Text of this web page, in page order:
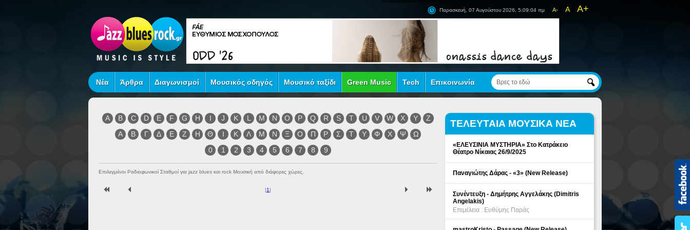
A- A A+
Παρασκευή, 07 Αυγούστου 2026, 5:09:04 πμ
Νέα Άρθρα Διαγωνισμοί Μουσικός οδηγός Μουσικό ταξίδι Green Music Tech Επικοινωνία
A B C D E F G H I J K L M N O P Q R S T U V W X Y
Z
Α
Β Γ Δ Ε Ζ Η Θ Ι Κ Λ Μ Ν Ξ Ο Π Ρ Σ Τ Υ Φ Χ Ψ
Ω
0
1 2 3 4 5 6 7 8 9
Επιλεγμένοι Ραδιοφωνικοί Σταθμοί για jazz blues και rock Μουσική από διάφορες χώρες.
|1 |
ΤΕΛΕΥΤΑΙΑ ΜΟΥΣΙΚΑ ΝΕΑ
«ΕΛΕΥΣΙΝΙΑ ΜΥΣΤΗΡΙΑ» Στο Κατράκειο
Θέατρο Νίκαιας 26/9/2025
Παναγιώτης Δάρας - «3» (New Release)
Συνέντευξη - Δημήτρης Αγγελάκης (Dimitris
Angelakis)
Επιμέλεια : Ευθύμης Παράς